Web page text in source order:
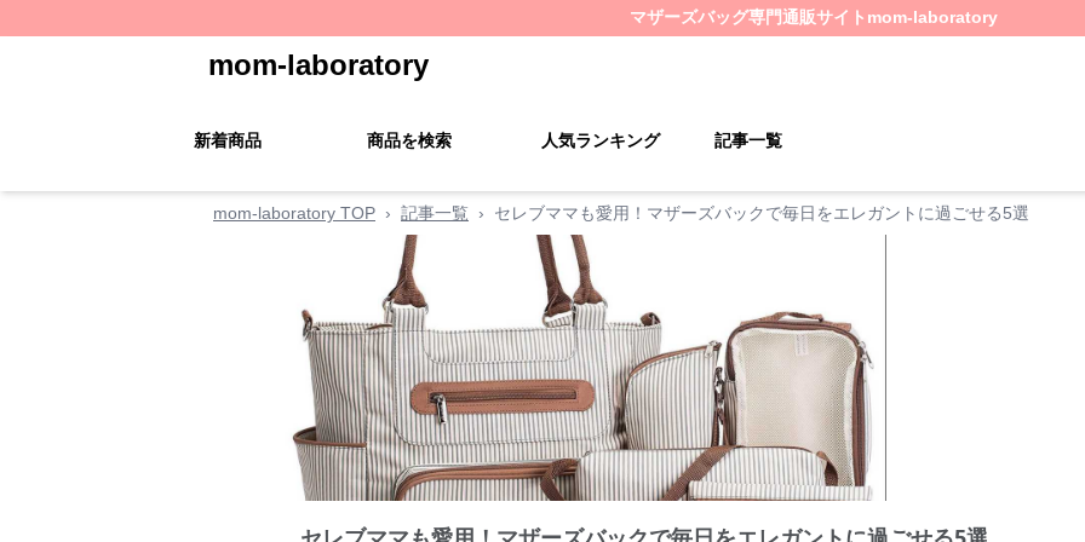
マザーズバッグ専門通販サイト mom-laboratory
mom-laboratory
新着商品 商品を検索 人気ランキング 記事一覧
mom-laboratory TOP › 記事一覧 › セレブママも愛用！マザーズバックで毎日をエレガントに過ごせる5選